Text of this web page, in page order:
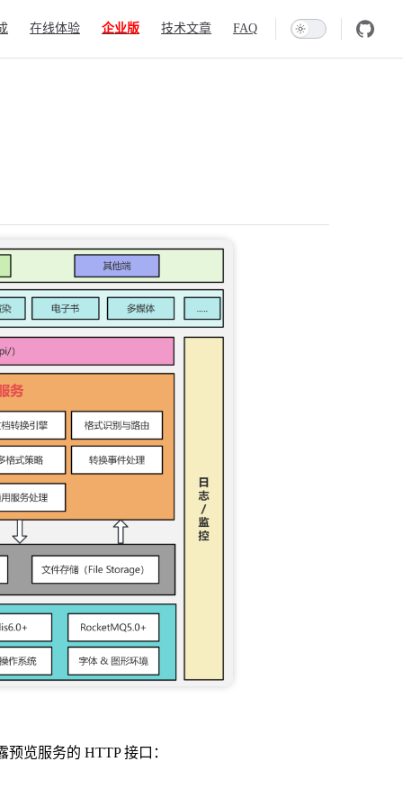
在线体验 企业版 技术文章 FAQ
预览服务的 HTTP 接口：